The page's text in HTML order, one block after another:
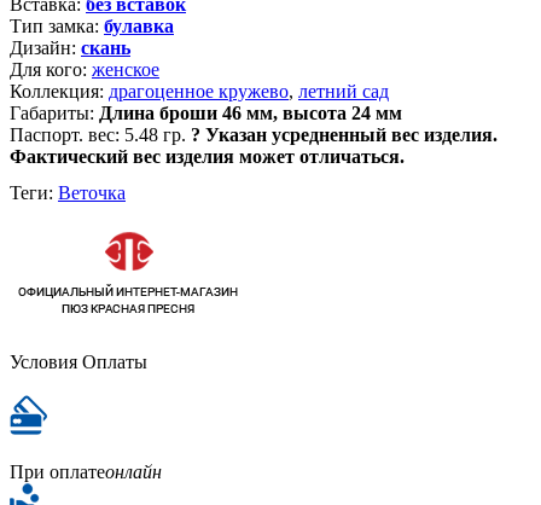
Вставка: без вставок
Тип замка: булавка
Дизайн: скань
Для кого: женское
Коллекция: драгоценное кружево, летний сад
Габариты: Длина броши 46 мм, высота 24 мм
Паспорт. вес: 5.48 гр. ? Указан усредненный вес изделия.
Фактический вес изделия может отличаться.
Теги: Веточка
Условия Оплаты
При оплатеонлайн